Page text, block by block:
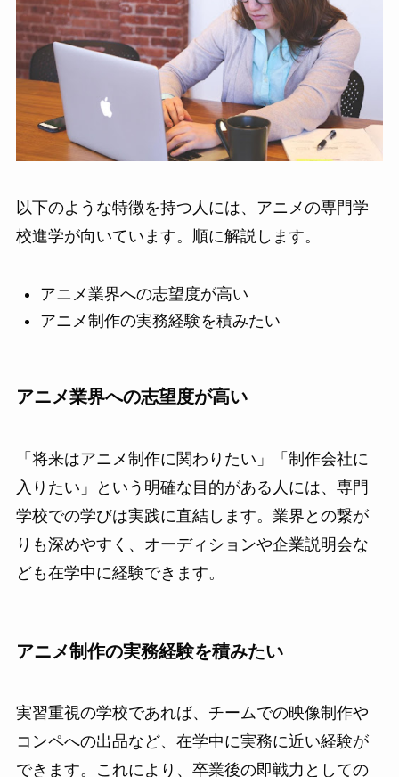
以下のような特徴を持つ人には、アニメの専門学
校進学が向いています。順に解説します。
アニメ業界への志望度が高い
アニメ制作の実務経験を積みたい
アニメ業界への志望度が高い
「将来はアニメ制作に関わりたい」「制作会社に
入りたい」という明確な目的がある人には、専門
学校での学びは実践に直結します。業界との繋が
りも深めやすく、オーディションや企業説明会な
ども在学中に経験できます。
アニメ制作の実務経験を積みたい
実習重視の学校であれば、チームでの映像制作や
コンペへの出品など、在学中に実務に近い経験が
できます。これにより、卒業後の即戦力としての